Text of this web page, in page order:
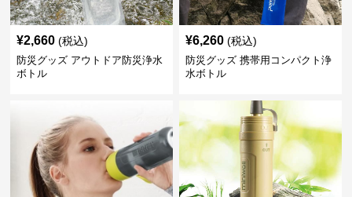
¥2,660 (税込)
防災グッズ アウトドア防災浄水
ボトル
¥6,260 (税込)
防災グッズ 携帯用コンパクト浄
水ボトル